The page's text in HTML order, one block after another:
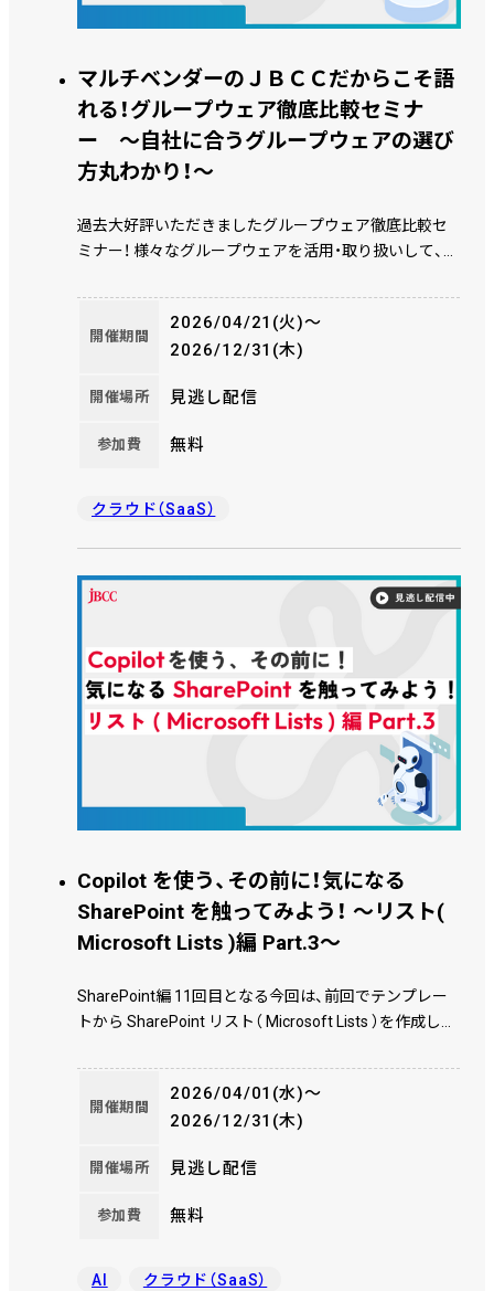
マルチベンダーのＪＢＣＣだからこそ語
れる！グループウェア徹底比較セミナ
ー ～自社に合うグループウェアの選び
方丸わかり！～
過去大好評いただきましたグループウェア徹底比較セ
ミナー！ 様々なグループウェアを活用・取り扱いして、お
製品に精通したメンバーが集結し、それぞれの観点で各
グループウェアのオススメポイント、向き不向きをギュ
ギュっと1.5時間でお届け！ AI時代だからこそ、データ活
ＣＣならではの製品連携で導入いただいた事例なども
ます！ 是非ご視聴ください。
開催期間
2026/04/21(火)〜
2026/12/31(木)
開催場所 見逃し配信
参加費 無料
クラウド（SaaS）
Copilot を使う、その前に！気になる
SharePoint を触ってみよう！ ～リスト(
Microsoft Lists )編 Part.3～
SharePoint編 11回目となる今回は、前回でテンプレー
トから SharePoint リスト（ Microsoft Lists ）を作成しカ
ュー」について説明したり、他にも便利な機能やTIPSを
実際に画面を見ながら紹介していきます。 おそらくリ
スト編は今回で終わりです。
開催期間
2026/04/01(水)〜
2026/12/31(木)
開催場所 見逃し配信
参加費 無料
AI クラウド（SaaS）